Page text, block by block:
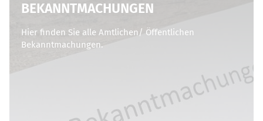
BEKANNTMACHUNGEN
Hier finden Sie alle Amtlichen/ Öffentlichen
Bekanntmachungen.